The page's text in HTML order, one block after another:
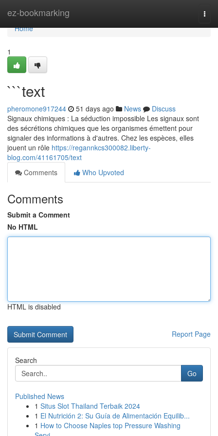
ez-bookmarking
Home
Home
1
```text
pheromone917244 51 days ago News
Discuss
Signaux chimiques : La séduction impossible Les signaux sont
des sécrétions chimiques que les organismes émettent pour
signaler des informations à d'autres. Chez les espèces, elles
jouent un rôle https://regannkcs300082.liberty-
blog.com/41161705/text
Comments
Who Upvoted
Comments
Submit a Comment
No HTML
HTML is disabled
Report Page
Search
Go
Published News
1 Situs Slot Thailand Terbaik 2024
1 El Nutrición 2: Su Guía de Alimentación Equilib...
1 How to Choose Naples top Pressure Washing